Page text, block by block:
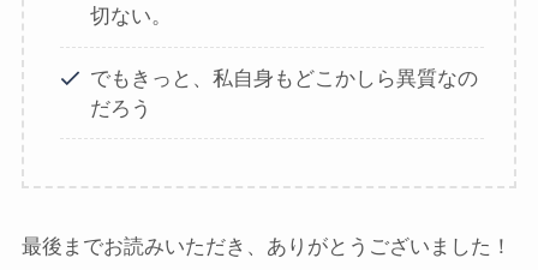
切ない。
でもきっと、私自身もどこかしら異質なの
だろう
最後までお読みいただき、ありがとうございました！